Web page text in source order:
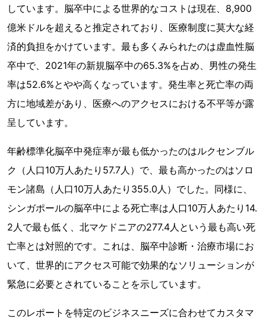
しています。脳卒中による世界的なコストは現在、8,900
億米ドルを超えると推定されており、医療制度に莫大な経
済的負担をかけています。最も多くみられたのは虚血性脳
卒中で、2021年の新規脳卒中の65.3%を占め、男性の発生
率は52.6%とやや高くなっています。発生率と死亡率の両
方に地域差があり、医療へのアクセスにおける不平等が露
呈しています。
年齢標準化脳卒中発症率が最も低かったのはルクセンブル
ク（人口10万人あたり57.7人）で、最も高かったのはソロ
モン諸島（人口10万人あたり355.0人）でした。同様に、
シンガポールの脳卒中による死亡率は人口10万人あたり14.
2人で最も低く、北マケドニアの277.4人という最も高い死
亡率とは対照的です。これは、脳卒中診断・治療市場にお
いて、世界的にアクセス可能で効果的なソリューションが
緊急に必要とされていることを示しています。
このレポートを特定のビジネスニーズに合わせてカスタマ